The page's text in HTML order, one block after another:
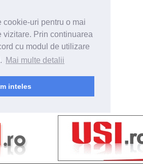
cookie-uri pentru o mai
vizitare. Prin continuarea
cu modul de utilizare
Mai multe detalii
inteles